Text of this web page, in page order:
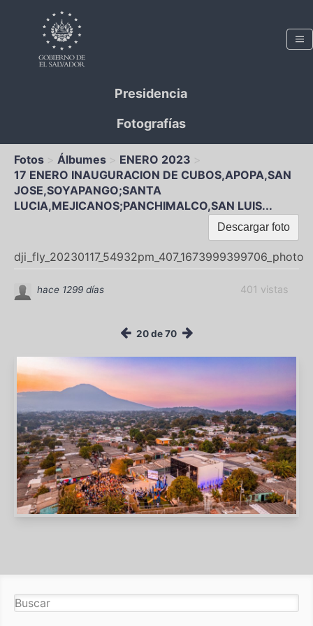
Presidencia
Fotografías
Fotos Álbumes
ENERO 2023
17 ENERO INAUGURACION DE CUBOS,APOPA,SAN
JOSE,SOYAPANGO;SANTA
LUCIA,MEJICANOS;PANCHIMALCO,SAN LUIS...
Descargar foto
dji_fly_20230117_54932pm_407_1673999399706_photo
401 vistas
hace 1299 días
20 de 70